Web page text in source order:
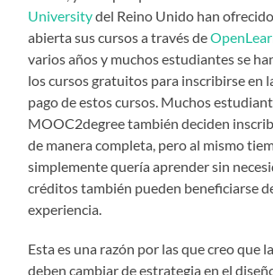
Universitydel Reino Unido han
abierta sus cursos a través de
varios años y muchos estudiantes se
los cursos gratuitos para inscribirse en
pago de estos cursos. Muchos
MOOC2degree también deciden
de manera completa, pero al mismo
simplemente quería aprender sin
créditos también pueden beneficiarse
experiencia.
Esta es una razón por las que creo que
deben cambiar de estrategia en el